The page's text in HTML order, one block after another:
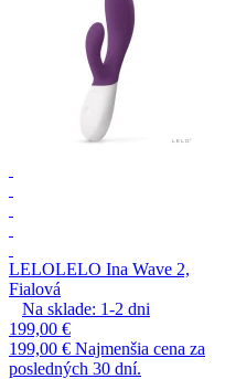
LELOLELO Ina Wave 2,
Fialová
Na sklade: 1-2 dni
199,00 €
199,00 € Najmenšia cena za
posledných 30 dní.